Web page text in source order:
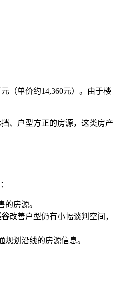
元（单价约14,360元）。由于楼
、户型方正的房源，这类房产
房源。
谷改善户型仍有小幅谈判空间，
划沿线的房源信息。